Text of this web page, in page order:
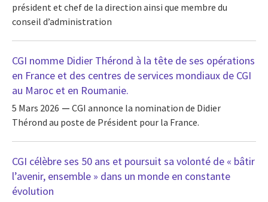
président et chef de la direction ainsi que membre du
conseil d’administration
CGI nomme Didier Thérond à la tête de ses opérations
en France et des centres de services mondiaux de CGI
au Maroc et en Roumanie.
5 Mars 2026
CGI annonce la nomination de Didier
Thérond au poste de Président pour la France.
CGI célèbre ses 50 ans et poursuit sa volonté de « bâtir
l’avenir, ensemble » dans un monde en constante
évolution